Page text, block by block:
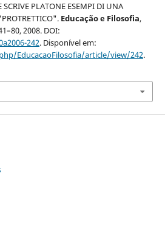
PLATONE ESEMPI DI UNA
Educação e Filosofia,
2008. DOI:
242. Disponível em:
EducacaoFilosofia/article/view/242.